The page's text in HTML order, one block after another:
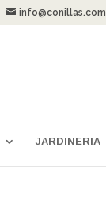
info@conillas.com
JARDINERIA